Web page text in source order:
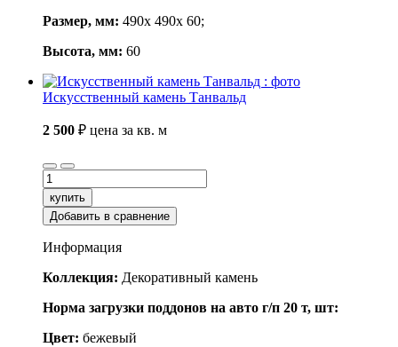
Размер, мм: 490x 490x 60;
Высота, мм: 60
Искусственный камень Танвальд
2 500 ₽ цена за кв. м
купить
Добавить в сравнение
Информация
Коллекция: Декоративный камень
Норма загрузки поддонов на авто г/п 20 т, шт:
Цвет: бежевый